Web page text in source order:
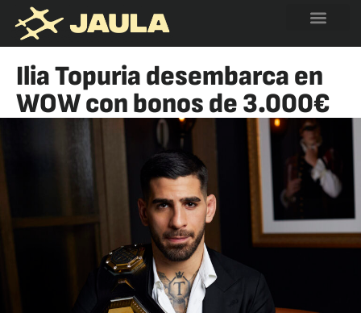
Ilia Topuria desembarca en
WOW con bonos de 3.000€